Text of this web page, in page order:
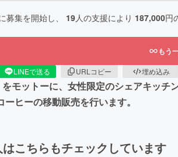
募集を開始し、 19人の支援により 187,000円
もう
LINEで送る URLコピー 埋め込み
をモットーに、女性限定のシェアキッ
ヒーの移動販売を行います。
こちらもチェックしています